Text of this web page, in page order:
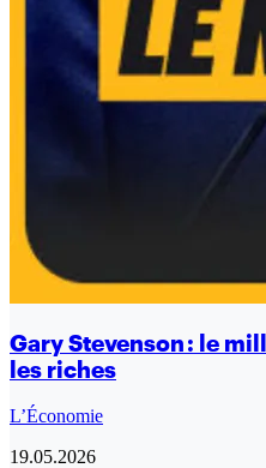
Gary Stevenson : le
les riches
L’Économie
19.05.2026